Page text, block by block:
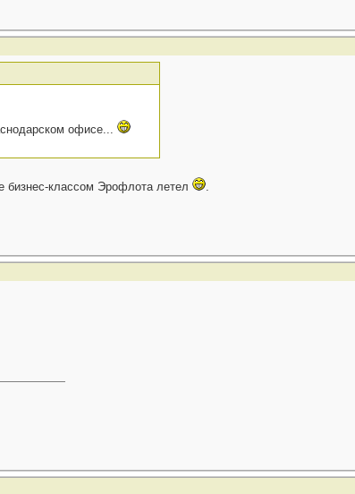
офисе...
классом Эрофлота летел .